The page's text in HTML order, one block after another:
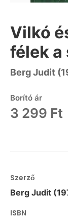
Vilkó
félek a
Berg Judit
Borító ár
3 299 Ft
Szerző
Berg Judit
ISBN